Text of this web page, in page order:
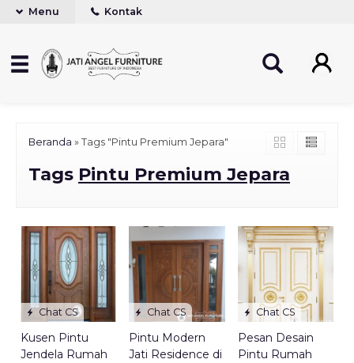
Menu Kontak
Beranda » Tags "Pintu Premium Jepara"
Tags Pintu Premium Jepara
Chat CS
Kusen Pintu
Jendela Rumah
Chat CS
Pintu Modern
Jati Residence di
Chat CS
Pesan Desain
Pintu Rumah